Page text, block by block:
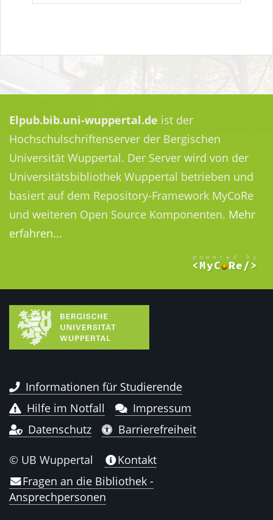
Elpub.bib.uni-wuppertal.de ist der
Hochschulschriftenserver der Bergischen
Universität Wuppertal. Der Server wird von der
Universitätsbibliothek Wuppertal betrieben und
basiert auf dem Repository-Framework MyCoRe
und weiteren Open Source Komponenten. Mehr
erfahren...
Informationen für Studierende
Hilfe im Notfall
Impressum
Datenschutz
Barrierefreiheit
© UB Wuppertal
Kontakt
Fragen an die Bibliothek -
Ansprechpersonen